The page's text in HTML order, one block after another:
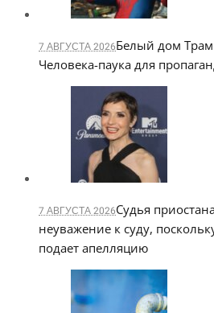
7 АВГУСТА 2026Белый дом
Человека-паука для
7 АВГУСТА 2026Судья
неуважение к суду,
подает апелляцию